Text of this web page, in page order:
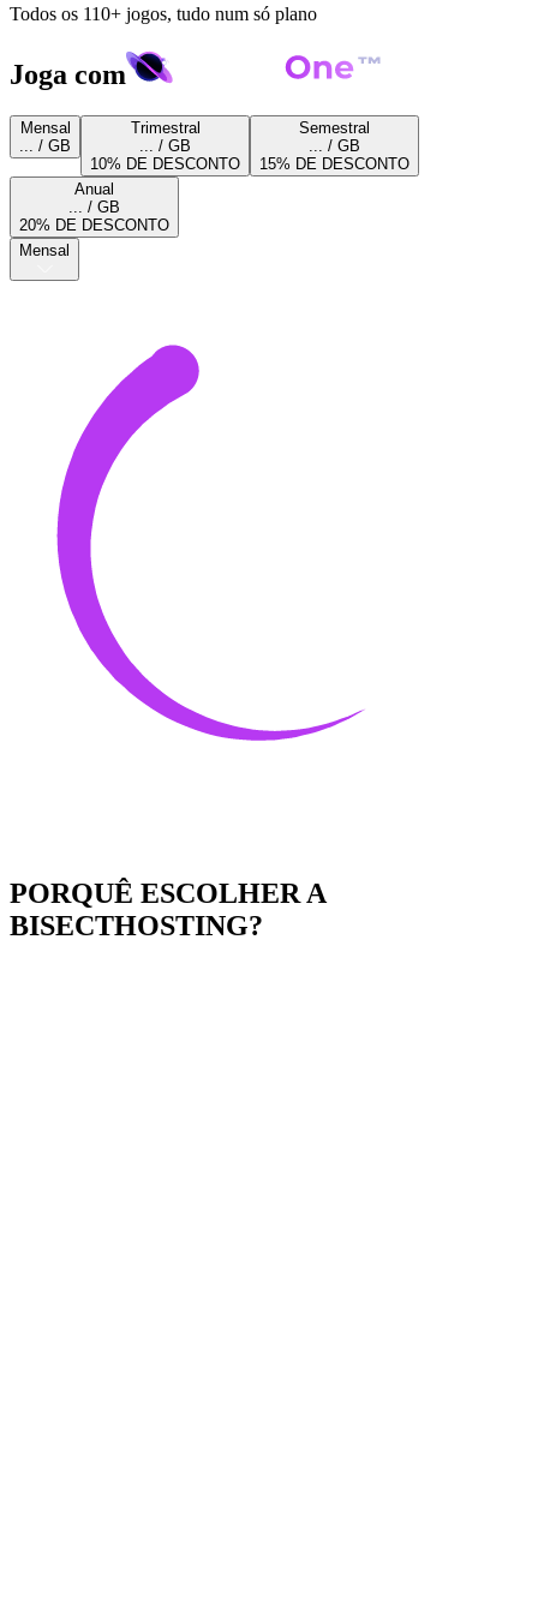
Todos os 110+ jogos, tudo num só plano
Joga com
Mensal
... / GB
Trimestral
... / GB
10% DE DESCONTO
Semestral
... / GB
15% DE DESCONTO
Anual
... / GB
20% DE DESCONTO
Mensal
PORQUÊ ESCOLHER A
BISECTHOSTING?